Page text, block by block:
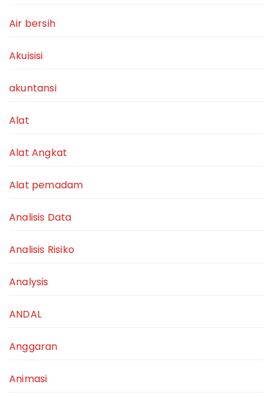
Air bersih
Akuisisi
akuntansi
Alat
Alat Angkat
Alat pemadam
Analisis Data
Analisis Risiko
Analysis
ANDAL
Anggaran
Animasi